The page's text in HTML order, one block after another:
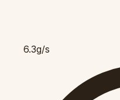
6.3g/s